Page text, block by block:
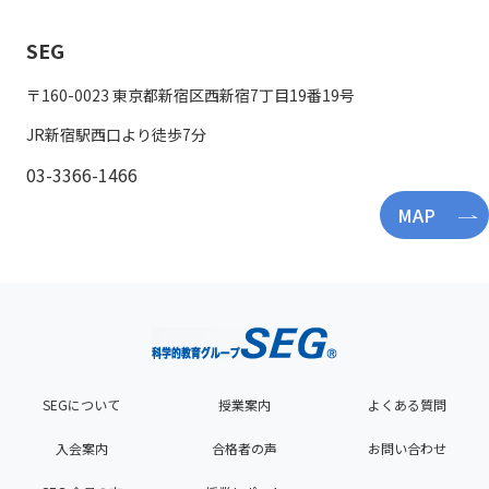
SEGについて 授業案内 よくある質問
入会案内 合格者の声 お問い合わせ
SEG
〒160-0023 東京都新宿区西新宿7丁目19番19号
JR新宿駅西口より徒歩7分
03-3366-1466
MAP